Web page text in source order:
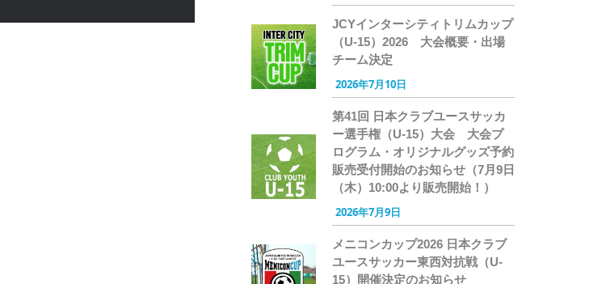
JCYインターシティトリムカップ
（U-15）2026 大会概要・出場
チーム決定
2026年7月10日
第41回 日本クラブユースサッカ
ー選手権（U-15）大会 大会プ
ログラム・オリジナルグッズ予約
販売受付開始のお知らせ（7月9日
（木）10:00より販売開始！）
2026年7月9日
メニコンカップ2026 日本クラブ
ユースサッカー東西対抗戦（U-
15）開催決定のお知らせ